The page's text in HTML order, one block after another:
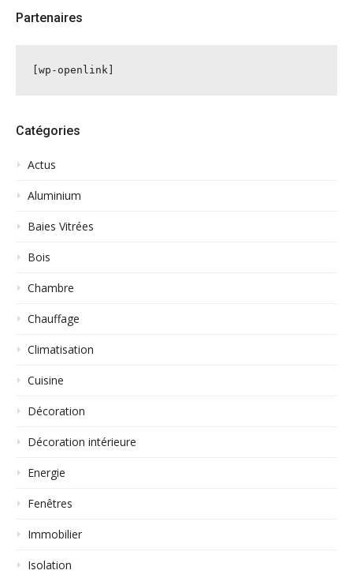
Partenaires
[wp-openlink]
Catégories
Actus
Aluminium
Baies Vitrées
Bois
Chambre
Chauffage
Climatisation
Cuisine
Décoration
Décoration intérieure
Energie
Fenêtres
Immobilier
Isolation